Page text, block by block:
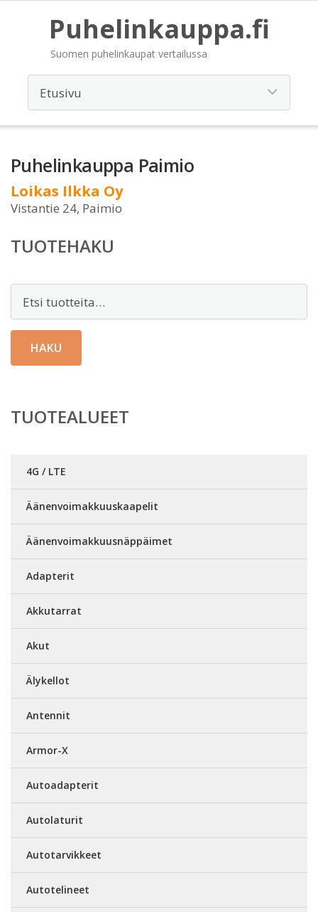
Puhelinkauppa.fi
Suomen puhelinkaupat vertailussa
Puhelinkauppa Paimio
Loikas Ilkka Oy
Vistantie 24, Paimio
TUOTEHAKU
HAKU
TUOTEALUEET
4G / LTE
Äänenvoimakkuuskaapelit
Äänenvoimakkuusnäppäimet
Adapterit
Akkutarrat
Akut
Älykellot
Antennit
Armor-X
Autoadapterit
Autolaturit
Autotarvikkeet
Autotelineet